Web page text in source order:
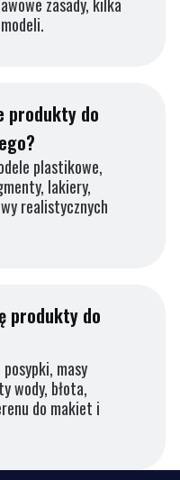
zasady, kilka
produkty do
plastikowe,
lakiery,
realistycznych
produkty do
masy
wody, błota,
do makiet i